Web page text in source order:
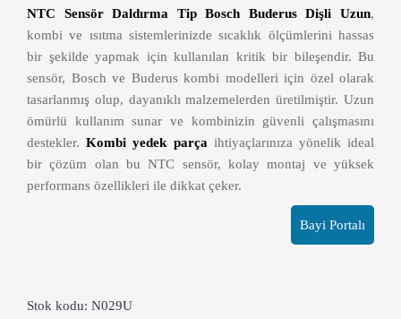
NTC Sensör Daldırma Tip Bosch Buderus Dişli Uzun,
kombi ve ısıtma sistemlerinizde sıcaklık ölçümlerini hassas
bir şekilde yapmak için kullanılan kritik bir bileşendir. Bu
sensör, Bosch ve Buderus kombi modelleri için özel olarak
tasarlanmış olup, dayanıklı malzemelerden üretilmiştir. Uzun
ömürlü kullanım sunar ve kombinizin güvenli çalışmasını
destekler.Kombi yedek parça ihtiyaçlarınıza yönelik ideal
bir çözüm olan bu NTC sensör, kolay montaj ve yüksek
performans özellikleri ile dikkat çeker.
Bayi Portalı
Stok kodu: N029U